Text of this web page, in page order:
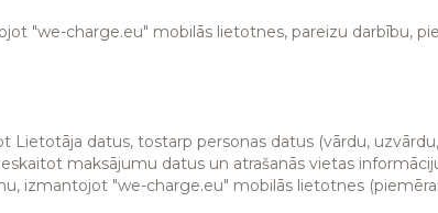
"we-charge.eu" mobilās lietotnes, pareizu darbību,
datus, tostarp personas datus (vārdu,
maksājumu datus un atrašanās vietas
izmantojot "we-charge.eu" mobilās lietotnes